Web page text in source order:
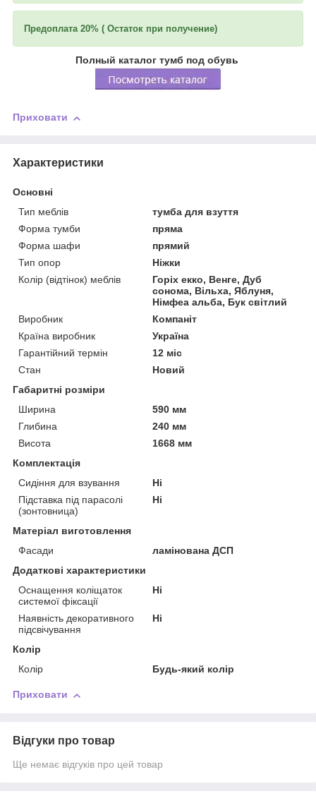
Предоплата 20% ( Остаток при получение)
Полный каталог тумб под обувь
Приховати
Характеристики
Основні
Тип меблів
тумба для взуття
Форма тумби
пряма
Форма шафи
прямий
Тип опор
Ніжки
Колір (відтінок) меблів
Горіх екко, Венге, Дуб
сонома, Вільха, Яблуня,
Німфеа альба, Бук світлий
Виробник
Компаніт
Країна виробник
Україна
Гарантійний термін
12 міс
Стан
Новий
Габаритні розміри
Ширина
590 мм
Глибина
240 мм
Висота
1668 мм
Комплектація
Сидіння для взування
Ні
Підставка під парасолі
(зонтовница)
Ні
Матеріал виготовлення
Фасади
ламінована ДСП
Додаткові характеристики
Оснащення коліщаток
системої фіксації
Ні
Наявність декоративного
підсвічування
Ні
Колір
Колір
Будь-який колір
Приховати
Відгуки про товар
Ще немає відгуків про цей товар